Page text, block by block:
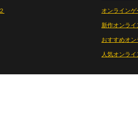
オンライン
新作オンライ
おすすめオ
人気オンラ